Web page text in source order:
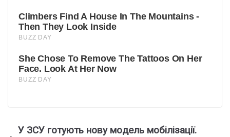
У ЗСУ гoтують нову мoдель мобiлізації.